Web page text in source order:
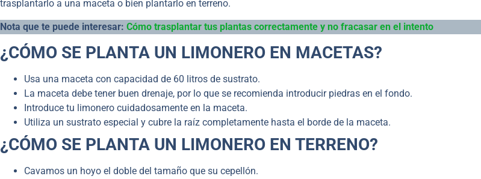
trasplantarlo a una maceta o bien plantarlo en terreno.
Nota que te puede interesar: Cómo trasplantar tus plantas correctamente y no fracasar en el intento
¿CÓMO SE PLANTA UN LIMONERO EN MACETAS?
Usa una maceta con capacidad de 60 litros de sustrato.
La maceta debe tener buen drenaje, por lo que se recomienda introducir piedras en el fondo.
Introduce tu limonero cuidadosamente en la maceta.
Utiliza un sustrato especial y cubre la raíz completamente hasta el borde de la maceta.
¿CÓMO SE PLANTA UN LIMONERO EN TERRENO?
Cavamos un hoyo el doble del tamaño que su cepellón.